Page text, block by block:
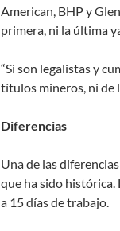
American, BHP y
primera, ni la última
“Si son legalistas y
títulos mineros, ni de
Diferencias
Una de las
que ha sido
a 15 días de trabajo.